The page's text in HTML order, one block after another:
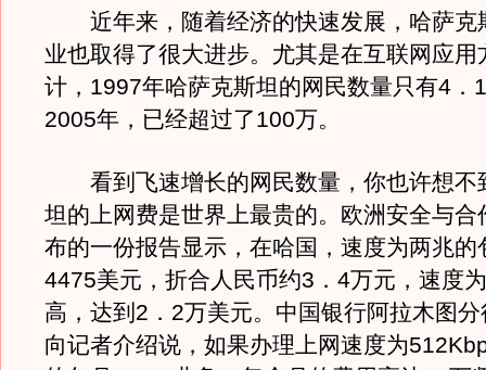
近年来，随着经济的快速发展，哈萨克
业也取得了很大进步。尤其是在互联网应用
计，1997年哈萨克斯坦的网民数量只有4．
2005年，已经超过了100万。
看到飞速增长的网民数量，你也许想不
坦的上网费是世界上最贵的。欧洲安全与合
布的一份报告显示，在哈国，速度为两兆的
4475美元，折合人民币约3．4万元，速度
高，达到2．2万美元。中国银行阿拉木图
向记者介绍说，如果办理上网速度为